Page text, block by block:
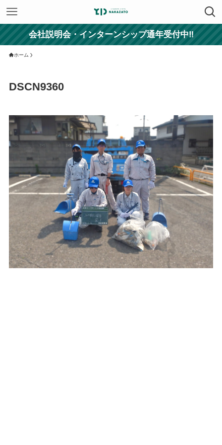
会社説明会・インターンシップ通年受付中‼
ホーム
DSCN9360